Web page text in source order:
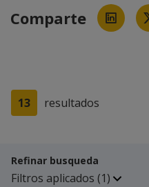
Comparte
13 resultados
Refinar busqueda
Filtros aplicados (1)